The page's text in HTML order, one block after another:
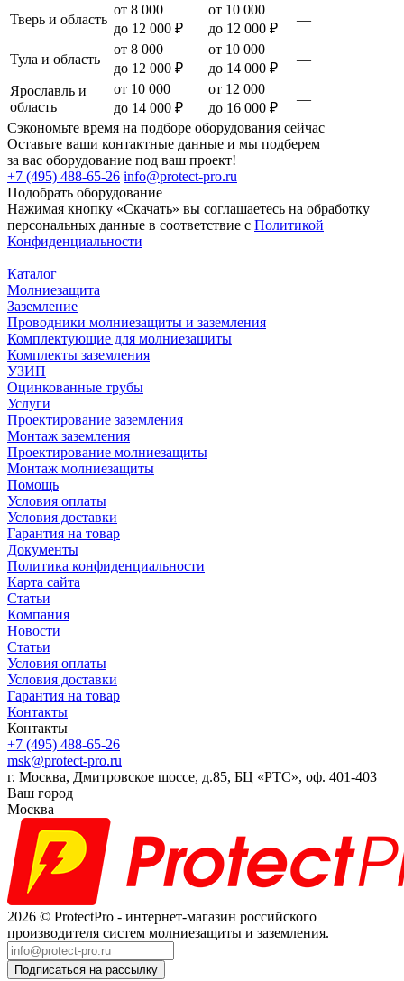
Тверь и область
от 8 000
до 12 000 ₽
от 10 000
до 12 000 ₽
—
Тула и область
от 8 000
до 12 000 ₽
от 10 000
до 14 000 ₽
—
Ярославль и
область
от 10 000
до 14 000 ₽
от 12 000
до 16 000 ₽
—
Сэкономьте время на подборе оборудования сейчас
Оставьте ваши контактные данные и мы подберем
за вас оборудование под ваш проект!
+7 (495) 488-65-26 info@protect-pro.ru
Подобрать оборудование
Нажимая кнопку «Скачать» вы соглашаетесь на обработку
персональных данные в соответствие с Политикой
Конфиденциальности
Каталог
Молниезащита
Заземление
Проводники молниезащиты и заземления
Комплектующие для молниезащиты
Комплекты заземления
УЗИП
Оцинкованные трубы
Услуги
Проектирование заземления
Монтаж заземления
Проектирование молниезащиты
Монтаж молниезащиты
Помощь
Условия оплаты
Условия доставки
Гарантия на товар
Документы
Политика конфиденциальности
Карта сайта
Статьи
Компания
Новости
Статьи
Условия оплаты
Условия доставки
Гарантия на товар
Контакты
Контакты
+7 (495) 488-65-26
msk@protect-pro.ru
г. Москва, Дмитровское шоссе, д.85, БЦ «РТС», оф. 401-403
Ваш город
Москва
2026 © ProtectPro - интернет-магазин российского
производителя систем молниезащиты и заземления.